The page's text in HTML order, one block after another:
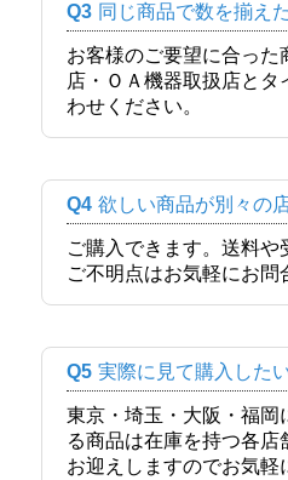
Q3 同じ商品で数を揃え
お客様のご要望に合っ
店・ＯＡ機器取扱店と
わせください。
Q4 欲しい商品が別々の
ご購入できます。送料
ご不明点はお気軽にお問
Q5 実際に見て購入した
東京・埼玉・大阪・福岡
る商品は在庫を持つ各
お迎えしますのでお気軽